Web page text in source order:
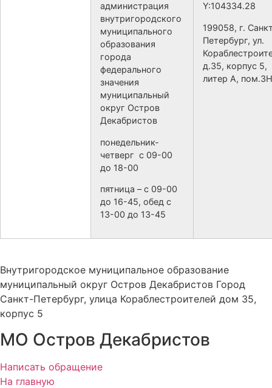
администрация
внутригородского
муниципального
образования
города
федерального
значения
муниципальный
округ Остров
Декабристов
понедельник-
четверг с 09-00
до 18-00
пятница – с 09-00
до 16-45, обед с
13-00 до 13-45
Y:104334.28
199058, г.
Петербург, ул.
д.35, корпус 5,
литер А, пом.3Н
Внутригородское муниципальное образование
муниципальный округ Остров Декабристов Город
Санкт-Петербург, улица Кораблестроителей дом 35,
корпус 5
МО Остров Декабристов
Написать обращение
На главную